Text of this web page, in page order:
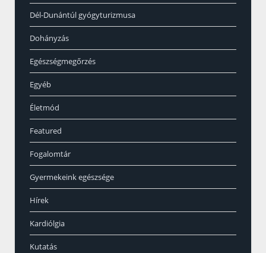
Dél-Dunántúl gyógyturizmusa
Dohányzás
Egészségmegőrzés
Egyéb
Életmód
Featured
Fogalomtár
Gyermekeink egészsége
Hírek
Kardiólgia
Kutatás